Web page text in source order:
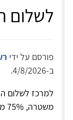
לשלום
פורסם על ידי
ב-4/8/2026.
למרכז לשלום
משטרה, 75% משרה החלפה לחל'ד.